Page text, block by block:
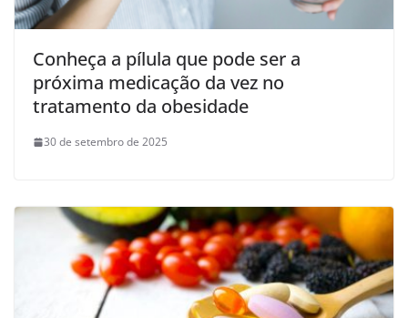
Conheça a pílula que pode ser a
próxima medicação da vez no
tratamento da obesidade
30 de setembro de 2025